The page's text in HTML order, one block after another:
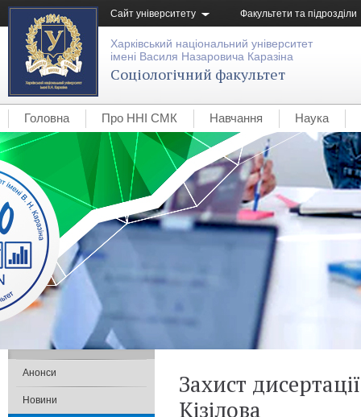
Сайт університету Факультети та підрозділи
Харківський національний університет
імені Василя Назаровича Каразіна
Соціологічний факультет
Головна Про ННІ СМК Навчання Наука
Захист
Кізілова
Анонси
Новини